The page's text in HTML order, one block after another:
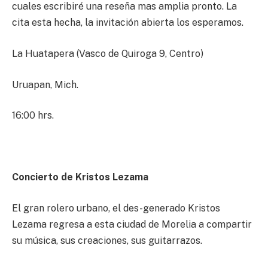
cuales escribiré una reseña mas amplia pronto. La
cita esta hecha, la invitación abierta los esperamos.
La Huatapera (Vasco de Quiroga 9, Centro)
Uruapan, Mich.
16:00 hrs.
Concierto de Kristos Lezama
El gran rolero urbano, el des-generado Kristos
Lezama regresa a esta ciudad de Morelia a compartir
su música, sus creaciones, sus guitarrazos.